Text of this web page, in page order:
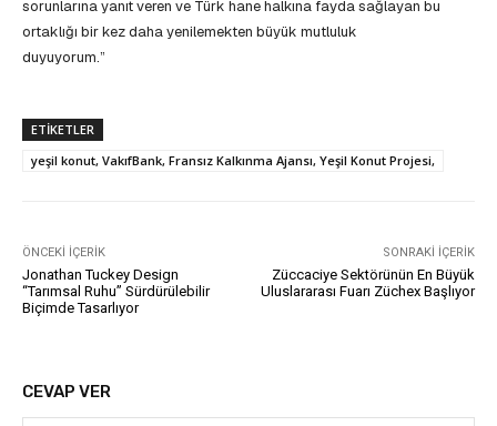
sorunlarına yanıt veren ve Türk hane halkına fayda sağlayan bu
ortaklığı bir kez daha yenilemekten büyük mutluluk
duyuyorum.”
ETIKETLER
yeşil konut, VakıfBank, Fransız Kalkınma Ajansı, Yeşil Konut Projesi,
ÖNCEKI İÇERIK
Jonathan Tuckey Design
“Tarımsal Ruhu” Sürdürülebilir
Biçimde Tasarlıyor
SONRAKI İÇERIK
Züccaciye Sektörünün En Büyük
Uluslararası Fuarı Züchex Başlıyor
CEVAP VER